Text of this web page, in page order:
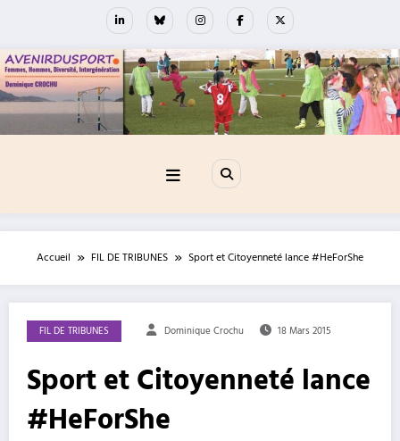
Accueil FIL DE TRIBUNES Sport et Citoyenneté lance #HeForShe
FIL DE TRIBUNES Dominique Crochu 18 Mars 2015
Sport et Citoyenneté lance
#HeForShe